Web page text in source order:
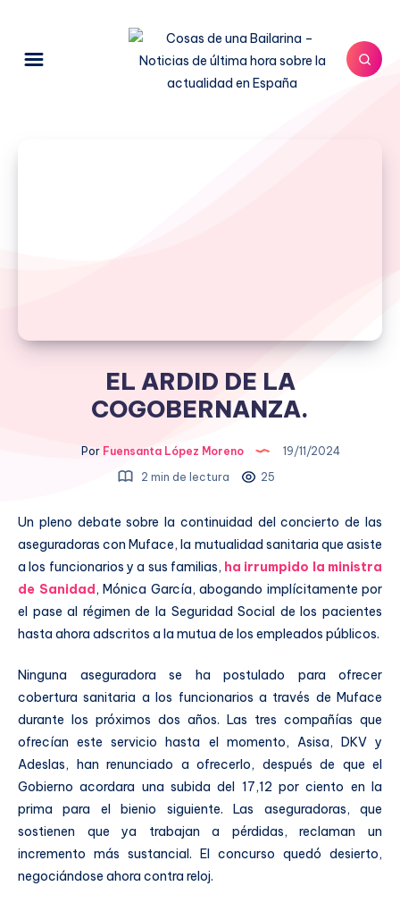
EL ARDID DE LA
COGOBERNANZA.
PorFuensanta López Moreno
19/11/2024
2 min de lectura
25
Un pleno debate sobre la continuidad del concierto de las
aseguradoras con Muface, la mutualidad sanitaria que asiste
a los funcionarios y a sus familias, ha irrumpido la ministra
de Sanidad, Mónica García, abogando implícitamente por
el pase al régimen de la Seguridad Social de los pacientes
hasta ahora adscritos a la mutua de los empleados públicos.
Ninguna aseguradora se ha postulado para ofrecer
cobertura sanitaria a los funcionarios a través de Muface
durante los próximos dos años. Las tres compañías que
ofrecían este servicio hasta el momento, Asisa, DKV y
Adeslas, han renunciado a ofrecerlo, después de que el
Gobierno acordara una subida del 17,12 por ciento en la
prima para el bienio siguiente. Las aseguradoras, que
sostienen que ya trabajan a pérdidas, reclaman un
incremento más sustancial. El concurso quedó desierto,
negociándose ahora contra reloj.